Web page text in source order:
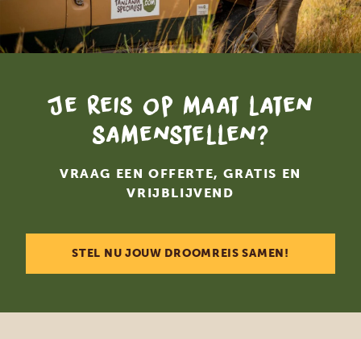
Je reis op maat laten
samenstellen?
VRAAG EEN OFFERTE, GRATIS EN
VRIJBLIJVEND
STEL NU JOUW DROOMREIS SAMEN!